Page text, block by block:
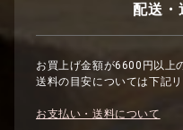
配送・
お買上げ金額が6600円以上
送料の目安については下記
お支払い・送料について